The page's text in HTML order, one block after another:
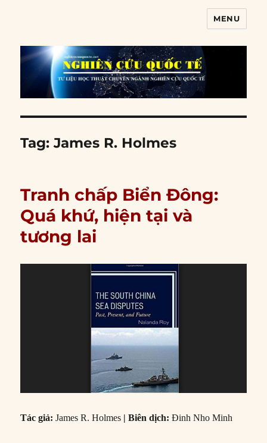
MENU
Tag:James R. Holmes
Tranh chấp Biển Đông:
Quá khứ, hiện tại và
tương lai
Tác giả:James R. Holmes | Biên dịch:Đinh Nho Minh